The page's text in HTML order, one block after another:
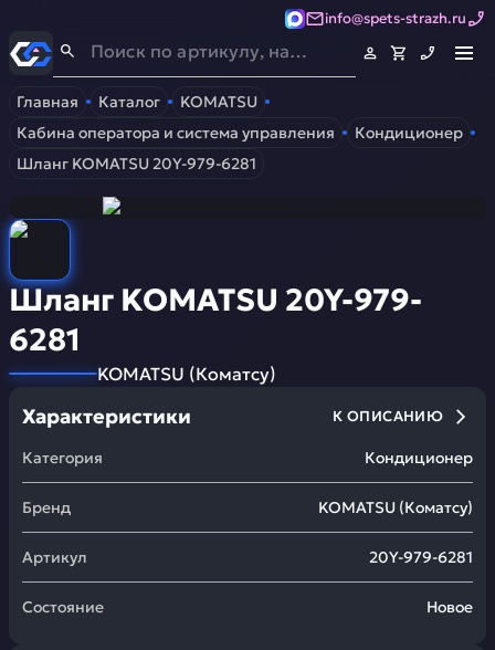
info@spets-strazh.ru
Спец-Страж- Запчасти для спецтехники
Главная Каталог
KOMATSU
Кабина оператора и система управления
Кондиционер
Шланг KOMATSU 20Y-979-6281
Шланг KOMATSU 20Y-979-
6281
KOMATSU (Коматсу)
Характеристики К ОПИСАНИЮ
Категория Кондиционер
Бренд KOMATSU (Коматсу)
Артикул 20Y-979-6281
Состояние Новое